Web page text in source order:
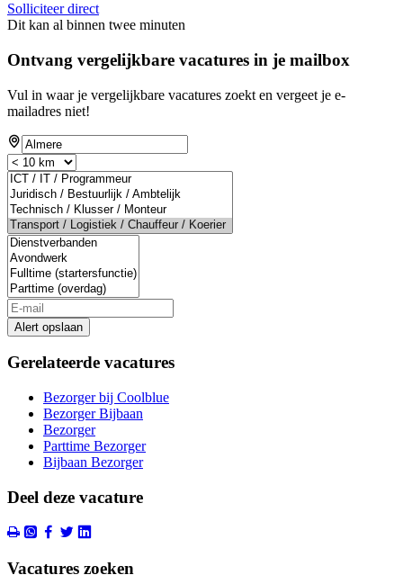
Solliciteer direct
Dit kan al binnen twee minuten
Ontvang vergelijkbare vacatures in je mailbox
Vul in waar je vergelijkbare vacatures zoekt en vergeet je e-
mailadres niet!
Alert opslaan
Gerelateerde vacatures
Bezorger bij Coolblue
Bezorger Bijbaan
Bezorger
Parttime Bezorger
Bijbaan Bezorger
Deel deze vacature
Vacatures zoeken